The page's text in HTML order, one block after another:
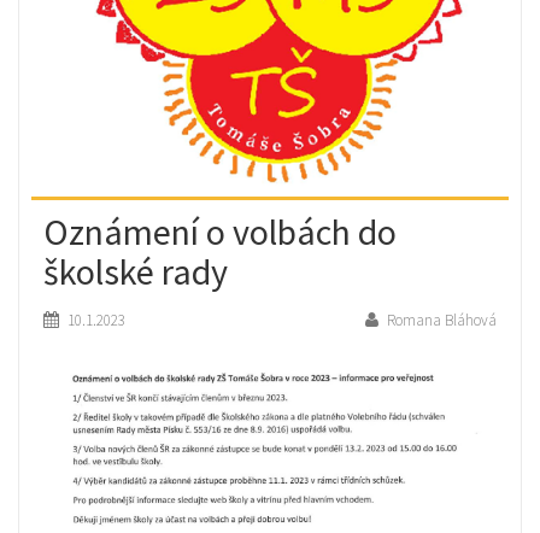
Oznámení o volbách do
školské rady
Romana Bláhová
10.1.2023